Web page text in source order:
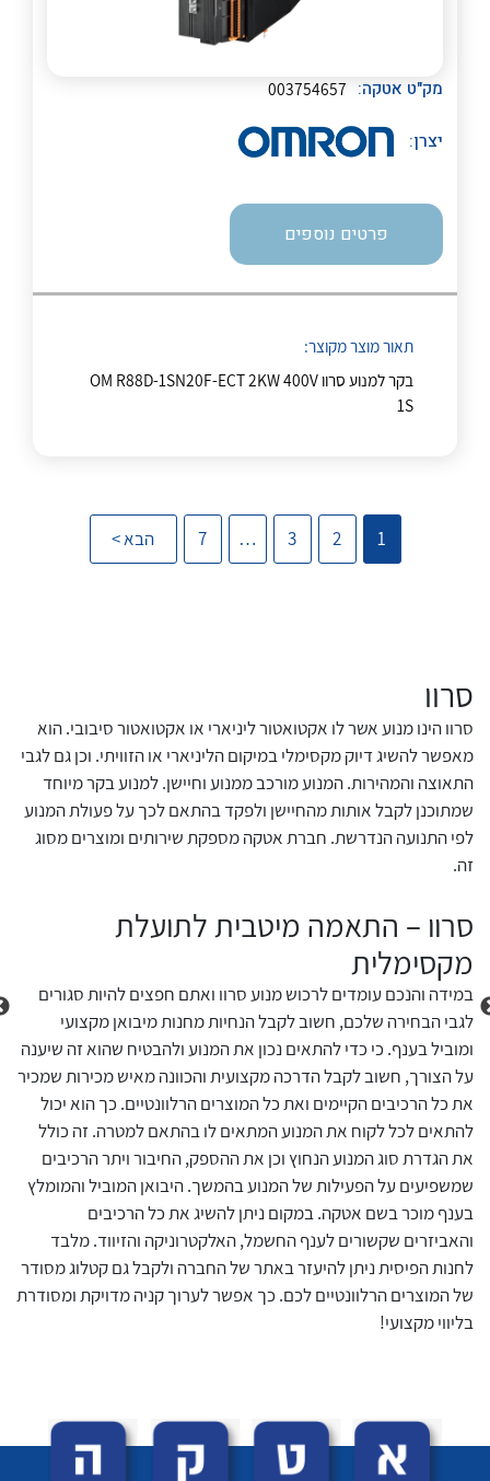
נקודות מכירה
שירותי תמיכה
צור קשר
לכל מוצרי היצרן
לכל מוצרי היצרן
מק"ט אטקה: 003754657
יצרן:
פרטים נוספים
תאור מוצר מקוצר:
בקר למנוע סרוו OM R88D-1SN20F-ECT 2KW 400V
1S
… הבא >
סרוו
סרוו הינו מנוע אשר לו אקטואטור ליניארי או אקטואטור סיבובי. הוא
מאפשר להשיג דיוק מקסימלי במיקום הליניארי או הזוויתי. וכן גם לגבי
התאוצה והמהירות. המנוע מורכב ממנוע וחיישן. למנוע בקר מיוחד
שמתוכנן לקבל אותות מהחיישן ולפקד בהתאם לכך על פעולת המנוע
לפי התנועה הנדרשת. חברת אטקה מספקת שירותים ומוצרים מסוג
זה.
סרוו – התאמה מיטבית לתועלת
מקסימלית
במידה והנכם עומדים לרכוש מנוע סרוו ואתם חפצים להיות סגורים
לגבי הבחירה שלכם, חשוב לקבל הנחיות מחנות מיבואן מקצועי
ומוביל בענף. כי כדי להתאים נכון את המנוע ולהבטיח שהוא זה שיענה
על הצורך, חשוב לקבל הדרכה מקצועית והכוונה מאיש מכירות שמכיר
את כל הרכיבים הקיימים ואת כל המוצרים הרלוונטיים. כך הוא יכול
להתאים לכל לקוח את המנוע המתאים לו בהתאם למטרה. זה כולל
את הגדרת סוג המנוע הנחוץ וכן את ההספק, החיבור ויתר הרכיבים
שמשפיעים על הפעילות של המנוע בהמשך. היבואן המוביל והמומלץ
בענף מוכר בשם אטקה. במקום ניתן להשיג את כל הרכיבים
והאביזרים שקשורים לענף החשמל, האלקטרוניקה והזיווד. מלבד
לחנות הפיסית ניתן להיעזר באתר של החברה ולקבל גם קטלוג מסודר
של המוצרים הרלוונטיים לכם. כך אפשר לערוך קניה מדויקת ומסודרת
בליווי מקצועי!